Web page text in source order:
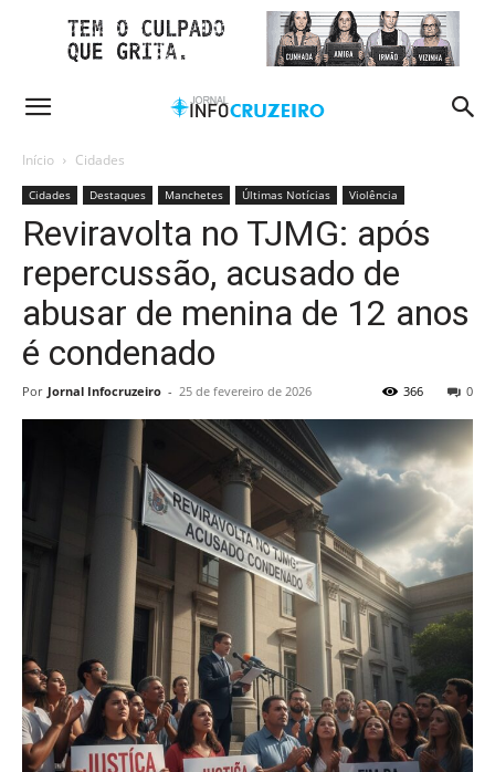
Início Cidades
Cidades Destaques Manchetes Últimas Notícias Violência
Reviravolta no TJMG: após
repercussão, acusado de
abusar de menina de 12 anos
é condenado
Por Jornal Infocruzeiro - 25 de fevereiro de 2026 0
366